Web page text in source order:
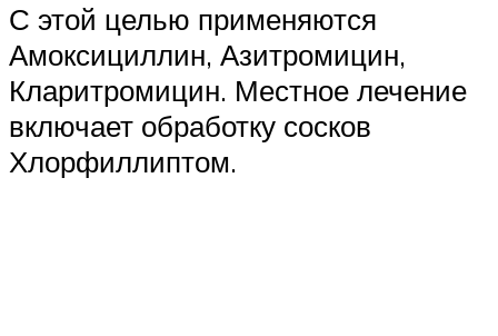
С этой целью применяются
Амоксициллин, Азитромицин,
Кларитромицин. Местное лечение
включает обработку сосков
Хлорфиллиптом.